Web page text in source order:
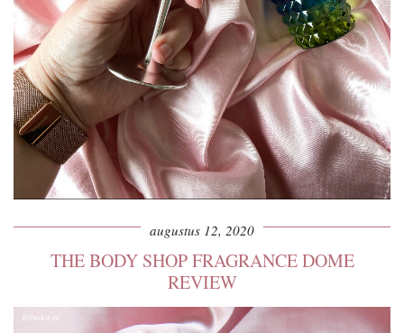
augustus 12, 2020
THE BODY SHOP FRAGRANCE DOME
REVIEW